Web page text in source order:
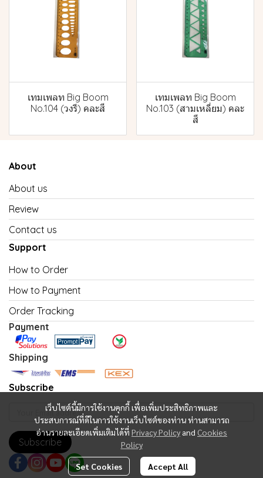
เทมเพลท Big Boom
No.104 (วงรี) คละสี
เทมเพลท Big Boom
No.103 (สามเหลี่ยม) คละ
สี
เว็บไซต์นี้มีการใช้งานคุกกี้ เพื่อเพิ่มประสิทธิภาพและ
ประสบการณ์ที่ดีในการใช้งานเว็บไซต์ของท่าน ท่านสามารถ
อ่านรายละเอียดเพิ่มเติมได้ที่ Privacy Policy and Cookies
Policy
Set Cookies Accept All
About
About us
Review
Contact us
Support
How to Order
How to Payment
Order Tracking
Payment
Shipping
Subscribe
Subscribe